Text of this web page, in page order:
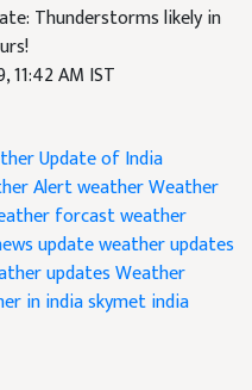
Thunderstorms likely in
11:42 AM IST
Update of India
AlertweatherWeather
forcastweather
updateweather updates
updatesWeather
in indiaskymet india